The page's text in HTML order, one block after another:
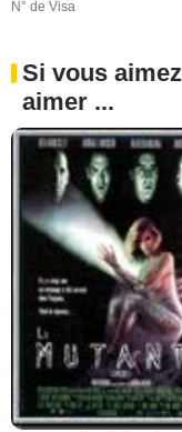
N° de Visa
Si vous
aimer ...